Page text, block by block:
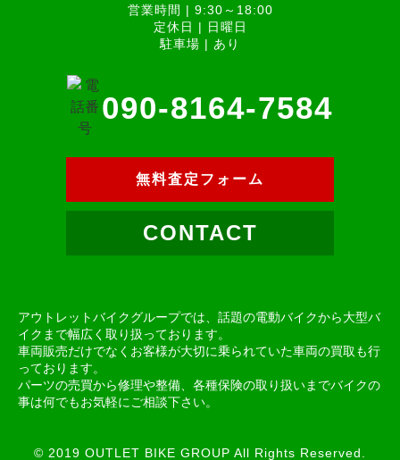
営業時間 | 9:30～18:00
定休日 | 日曜日
駐車場 | あり
090-8164-7584
無料査定フォーム
CONTACT
アウトレットバイクグループでは、話題の電動バイクから大型バ
イクまで幅広く取り扱っております。
車両販売だけでなくお客様が大切に乗られていた車両の買取も行
っております。
パーツの売買から修理や整備、各種保険の取り扱いまでバイクの
事は何でもお気軽にご相談下さい。
© 2019 OUTLET BIKE GROUP All Rights Reserved.